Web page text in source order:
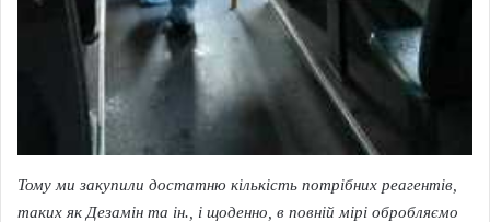
Тому ми закупили достатню кількість потрібних реагентів,
таких як Дезамін та ін., і щоденно, в повній мірі обробляємо